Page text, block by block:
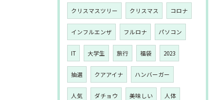
クリスマスツリー クリスマス コロナ
インフルエンザ フルロナ パソコン
IT 大学生 旅行 福袋 2023
抽選 クアアイナ ハンバーガー
人気 ダチョウ 美味しい 人体